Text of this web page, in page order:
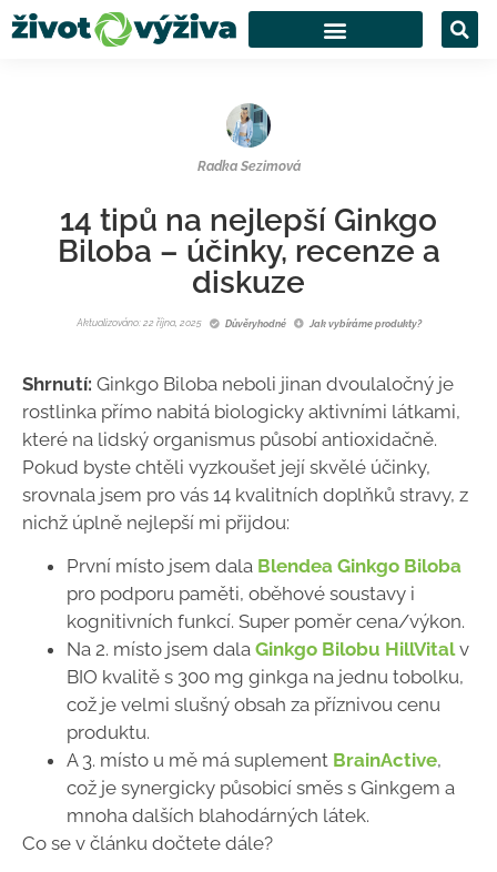
Radka Sezimová
14 tipů na nejlepší Ginkgo
Biloba – účinky, recenze a
diskuze
Aktualizováno: 22 října, 2025 Důvěryhodné Jak vybíráme produkty?
Shrnutí: Ginkgo Biloba neboli jinan dvoulaločný je
rostlinka přímo nabitá biologicky aktivními látkami,
které na lidský organismus působí antioxidačně.
Pokud byste chtěli vyzkoušet její skvělé účinky,
srovnala jsem pro vás 14 kvalitních doplňků stravy, z
nichž úplně nejlepší mi přijdou:
První místo jsem dala Blendea Ginkgo Biloba
pro podporu paměti, oběhové soustavy i
kognitivních funkcí. Super poměr cena/výkon.
Na 2. místo jsem dala Ginkgo Bilobu HillVitalv
BIO kvalitě s 300 mg ginkga na jednu tobolku,
což je velmi slušný obsah za příznivou cenu
produktu.
A 3. místo u mě má suplement BrainActive,
což je synergicky působicí směs s Ginkgem a
mnoha dalších blahodárných látek.
Co se v článku dočtete dále?